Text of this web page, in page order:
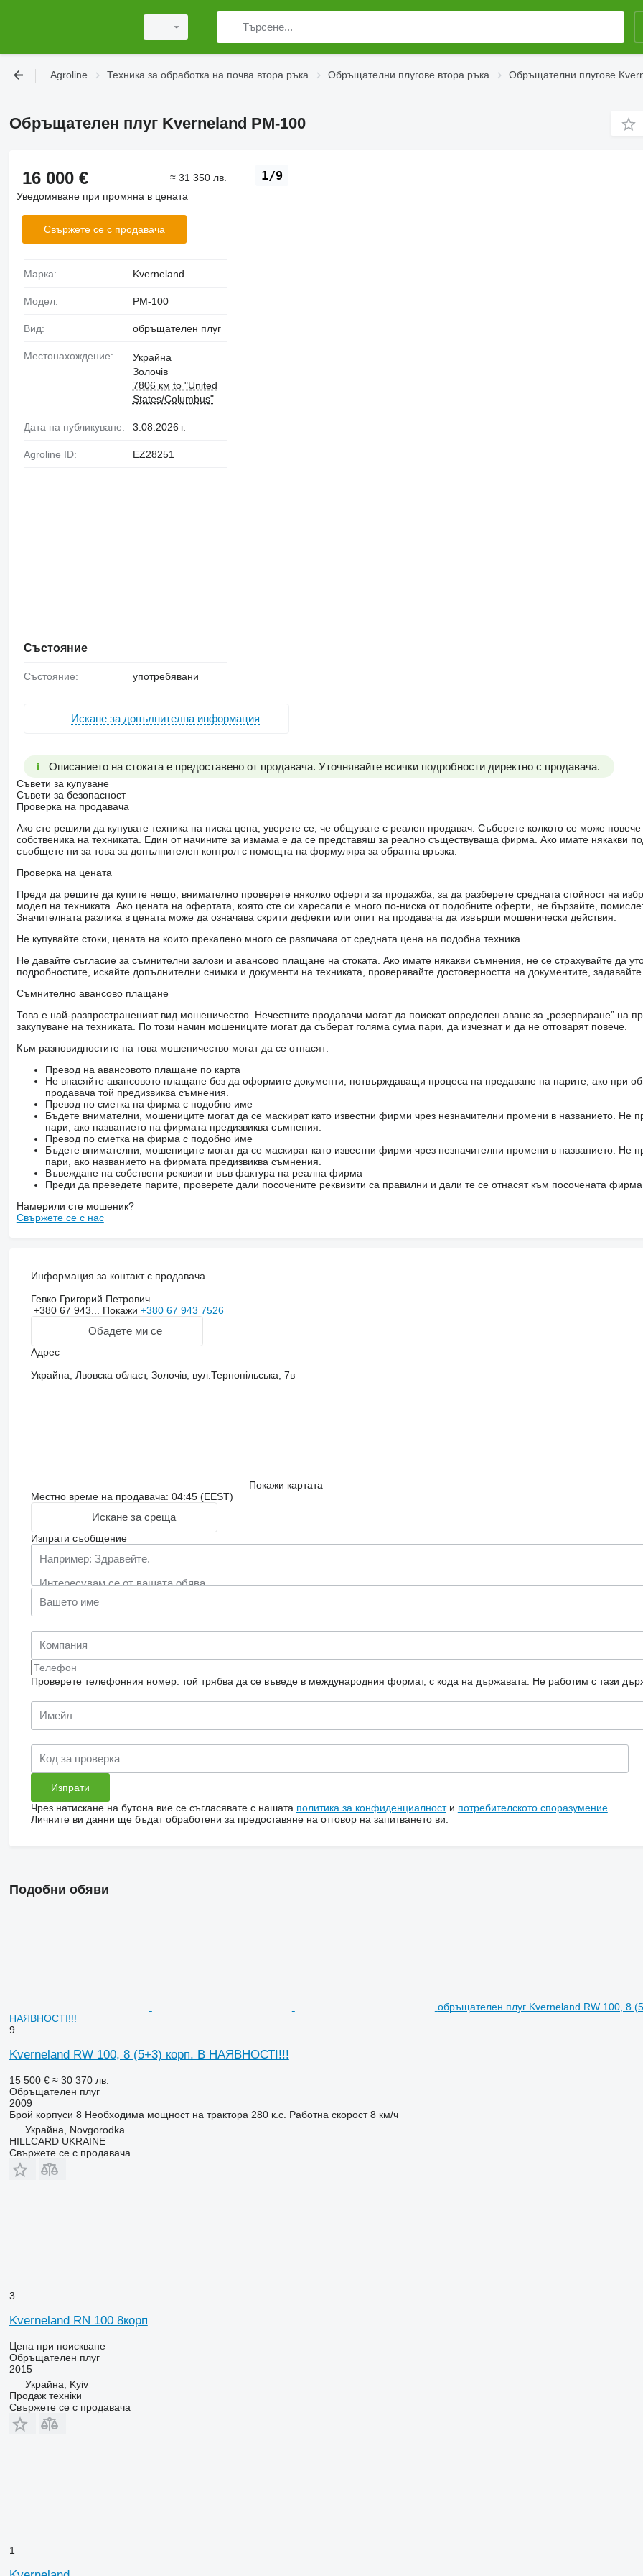
Agroline Техника за обработка на почва втора ръка Обръщателни плугове втора ръка Обръщателни плугове
Обръщателен плуг Kverneland PM-100
1/9
16 000 €
≈ 31 350 лв.
Уведомяване при промяна в цената
Свържете се с продавача
Марка: Kverneland
Модел: PM-100
Вид: обръщателен плуг
Местонахождение:
Украйна
Золочів
7806 км to "United
States/Columbus"
Дата на публикуване: 3.08.2026 г.
Agroline ID: EZ28251
Състояние
Състояние: употребявани
Искане за допълнителна информация
Описанието на стоката е предоставено от продавача. Уточнявайте всички подробности директно с продавача.
Съвети за купуване
Съвети за безопасност
Проверка на продавача
Ако сте решили да купувате техника на ниска цена, уверете се, че общувате с реален продавач. Съберете колкото се може
собственика на техниката. Един от начините за измама е да се представяш за реално съществуваща фирма. Ако имате някакви
съобщете ни за това за допълнителен контрол с помощта на формуляра за обратна връзка.
Проверка на цената
Преди да решите да купите нещо, внимателно проверете няколко оферти за продажба, за да разберете средната стойност на
модел на техниката. Ако цената на офертата, която сте си харесали е много по-ниска от подобните оферти, не бързайте,
Значителната разлика в цената може да означава скрити дефекти или опит на продавача да извърши мошенически действия.
Не купувайте стоки, цената на които прекалено много се различава от средната цена на подобна техника.
Не давайте съгласие за съмнителни залози и авансово плащане на стоката. Ако имате някакви съмнения, не се страхувайте да
подробностите, искайте допълнителни снимки и документи на техниката, проверявайте достоверността на документите,
Съмнително авансово плащане
Това е най-разпространеният вид мошеничество. Нечестните продавачи могат да поискат определен аванс за „резервиране” на
закупуване на техниката. По този начин мошениците могат да съберат голяма сума пари, да изчезнат и да не отговарят повече.
Към разновидностите на това мошеничество могат да се отнасят:
Превод на авансовото плащане по карта
Не внасяйте авансовото плащане без да оформите документи, потвърждаващи процеса на предаване на парите, ако при
продавача той предизвиква съмнения.
Превод по сметка на фирма с подобно име
Бъдете внимателни, мошениците могат да се маскират като известни фирми чрез незначителни промени в названието. Не
пари, ако названието на фирмата предизвиква съмнения.
Превод по сметка на фирма с подобно име
Бъдете внимателни, мошениците могат да се маскират като известни фирми чрез незначителни промени в названието. Не
пари, ако названието на фирмата предизвиква съмнения.
Въвеждане на собствени реквизити във фактура на реална фирма
Преди да преведете парите, проверете дали посочените реквизити са правилни и дали те се отнасят към посочената
Намерили сте мошеник?
Свържете се с нас
Информация за контакт с продавача
Гевко Григорий Петрович
+380 67 943... Покажи +380 67 943 7526
Обадете ми се
Адрес
Украйна, Лвовска област, Золочів, вул.Тернопільська, 7в
Покажи картата
Местно време на продавача: 04:45 (EEST)
Искане за среща
Изпрати съобщение
Проверете телефонния номер: той трябва да се въведе в международния формат, с кода на държавата. Не работим с тази
Чрез натискане на бутона вие се съгласявате с нашата политика за конфиденциалности потребителското споразумение.
Личните ви данни ще бъдат обработени за предоставяне на отговор на запитването ви.
Подобни обяви
обръщателен плуг Kverneland RW 100, 8
НАЯВНОСТІ!!!
9
Kverneland RW 100, 8 (5+3) корп. В НАЯВНОСТІ!!!
15 500 € ≈ 30 370 лв.
Обръщателен плуг
2009
Брой корпуси 8 Необходима мощност на трактора 280 к.с. Работна скорост 8 км/ч
Украйна, Novgorodka
HILLCARD UKRAINE
Свържете се с продавача
3
Kverneland RN 100 8корп
Цена при поискване
Обръщателен плуг
2015
Украйна, Kyiv
Продаж техніки
Свържете се с продавача
1